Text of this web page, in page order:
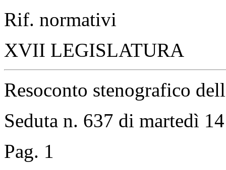
Rif. normativi
XVII LEGISLATURA
Resoconto stenografico
Seduta n. 637 di martedì
Pag. 1